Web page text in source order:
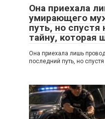
Она приехала
умирающего
путь, но
тайну, которая
Она приехала лишь
последний путь, но